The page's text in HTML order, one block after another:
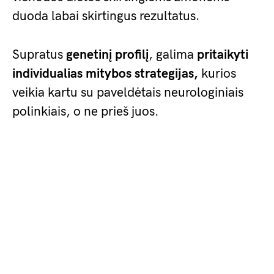
duoda labai skirtingus rezultatus.
Supratus genetinį profilį, galima pritaikyti
individualias mitybos strategijas, kurios
veikia kartu su paveldėtais neurologiniais
polinkiais, o ne prieš juos.